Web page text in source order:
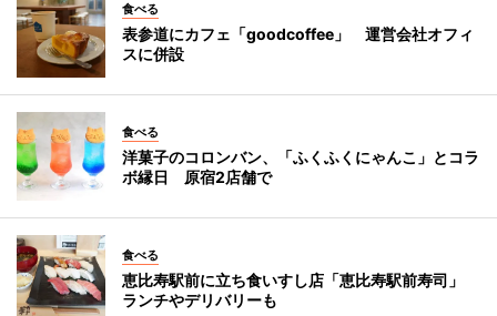
食べる
表参道にカフェ「goodcoffee」 運営会社オフィ
スに併設
食べる
洋菓子のコロンバン、「ふくふくにゃんこ」とコラ
ボ縁日 原宿2店舗で
食べる
恵比寿駅前に立ち食いすし店「恵比寿駅前寿司」
ランチやデリバリーも